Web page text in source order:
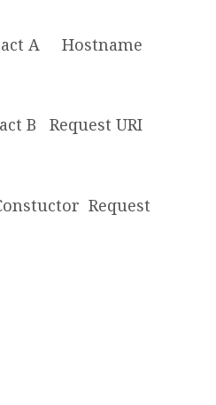
A Hostname
B Request URI
Request